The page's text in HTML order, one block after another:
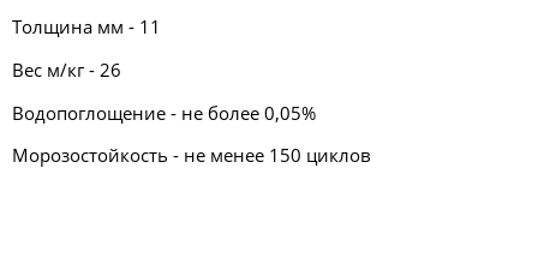
Толщина мм - 11
Вес м/кг - 26
Водопоглощение - не более 0,05%
Морозостойкость - не менее 150 циклов